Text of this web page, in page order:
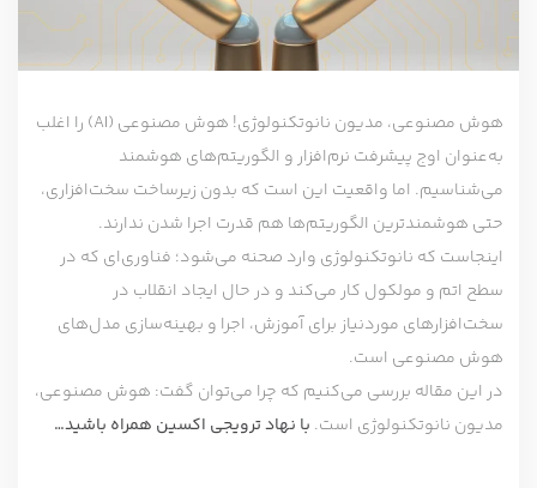
هوش مصنوعی، مدیون نانوتکنولوژی! هوش مصنوعی (AI) را اغلب
به‌عنوان اوج پیشرفت نرم‌افزار و الگوریتم‌های هوشمند
می‌شناسیم. اما واقعیت این است که بدون زیرساخت سخت‌افزاری،
حتی هوشمندترین الگوریتم‌ها هم قدرت اجرا شدن ندارند.
اینجاست که نانوتکنولوژی وارد صحنه می‌شود؛ فناور‌ی‌ای که در
سطح اتم و مولکول کار می‌کند و در حال ایجاد انقلاب در
سخت‌افزارهای موردنیاز برای آموزش، اجرا و بهینه‌سازی مدل‌های
هوش مصنوعی است.
در این مقاله بررسی می‌کنیم که چرا می‌توان گفت: هوش مصنوعی،
مدیون نانوتکنولوژی است. با نهاد ترویجی اکسین همراه باشید…